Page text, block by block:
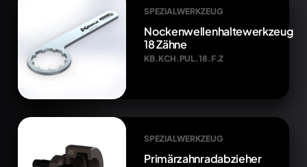
SPEZIALWERKZEUG
Nockenwellenhaltewerkzeug
18 Zähne
KB.KCH.PUL.18.F.Z
SPEZIALWERKZEUG
Primärzahnradabzieher